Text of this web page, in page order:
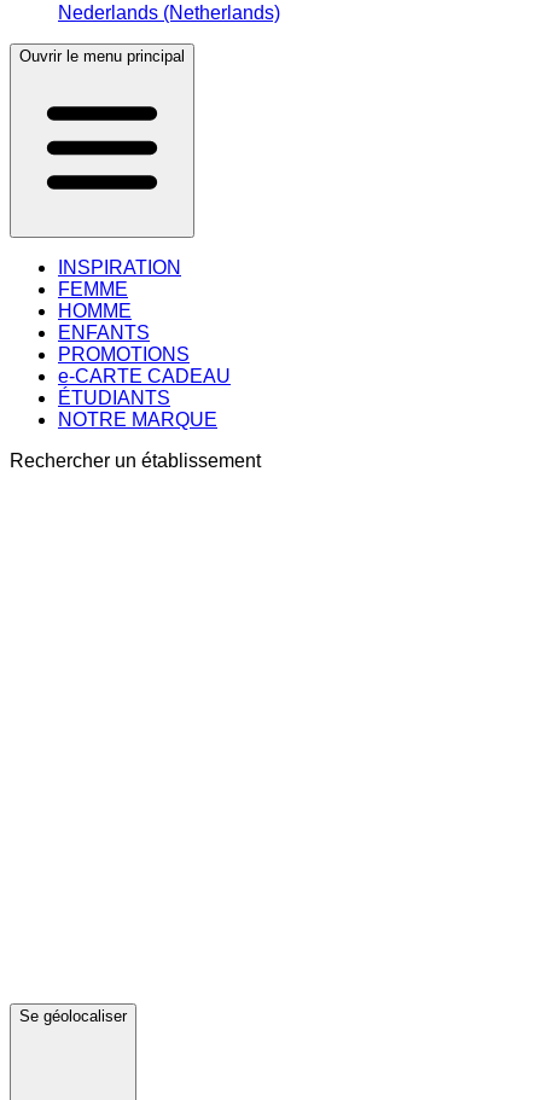
Nederlands (Netherlands)
Ouvrir le menu principal
INSPIRATION
FEMME
HOMME
ENFANTS
PROMOTIONS
e-CARTE CADEAU
ÉTUDIANTS
NOTRE MARQUE
Rechercher un établissement
Se géolocaliser